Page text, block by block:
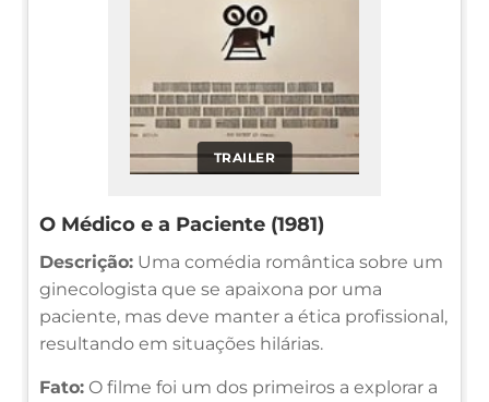
TRAILER
O Médico e a Paciente (1981)
Descrição: Uma comédia romântica sobre um
ginecologista que se apaixona por uma
paciente, mas deve manter a ética profissional,
resultando em situações hilárias.
Fato: O filme foi um dos primeiros a explorar a